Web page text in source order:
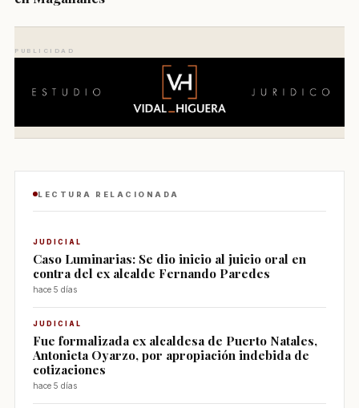
PUBLICIDAD
LECTURA RELACIONADA
JUDICIAL
Caso Luminarias: Se dio inicio al juicio oral en
contra del ex alcalde Fernando Paredes
hace 5 días
JUDICIAL
Fue formalizada ex alcaldesa de Puerto Natales,
Antonieta Oyarzo, por apropiación indebida de
cotizaciones
hace 5 días